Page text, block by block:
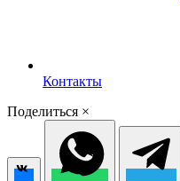
Контакты
Поделиться ×